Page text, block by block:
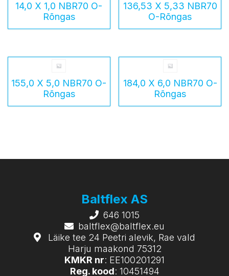
14,0 X 1,0 NBR70 O-
Rõngas
136,53 X 5,33 NBR70
O-Rõngas
155,0 X 5,0 NBR70 O-
Rõngas
184,0 X 6,0 NBR70 O-
Rõngas
Baltflex AS
646 1015
baltflex@baltflex.eu
Läike tee 24 Peetri alevik, Rae vald
Harju maakond 75312
KMKR nr: EE100201291
Reg. kood: 10451494